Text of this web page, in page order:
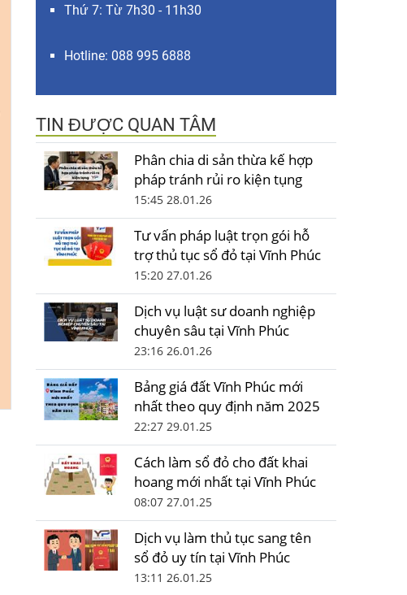
Thứ 7: Từ 7h30 - 11h30
Hotline: 088 995 6888
TIN ĐƯỢC QUAN TÂM
Phân chia di sản thừa kế hợp
pháp tránh rủi ro kiện tụng
15:45 28.01.26
Tư vấn pháp luật trọn gói hỗ
trợ thủ tục sổ đỏ tại Vĩnh Phúc
15:20 27.01.26
Dịch vụ luật sư doanh nghiệp
chuyên sâu tại Vĩnh Phúc
23:16 26.01.26
Bảng giá đất Vĩnh Phúc mới
nhất theo quy định năm 2025
22:27 29.01.25
Cách làm sổ đỏ cho đất khai
hoang mới nhất tại Vĩnh Phúc
08:07 27.01.25
Dịch vụ làm thủ tục sang tên
sổ đỏ uy tín tại Vĩnh Phúc
13:11 26.01.25